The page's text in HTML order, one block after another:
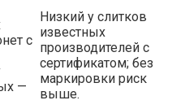
с
—
Низкий у слитков
известных
производителей с
сертификатом; без
маркировки риск
выше.